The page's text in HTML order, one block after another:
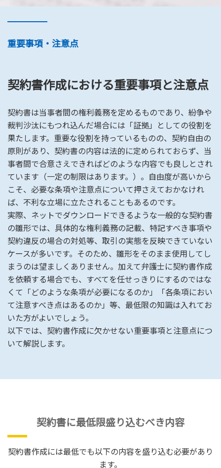
重要事項・注意点
契約書作成における重要事項と注意点
契約書は当事者間の権利義務を定めるものであり、紛争や
裁判沙汰にもつれ込んだ場合には「証拠」としての役割を
果たします。重要な役割を持っているものの、契約自由の
原則があり、契約書の内容は法的に定められておらず、当
事者間で合意さえできればどのような内容でも良しとされ
ています（一定の制限はあります。）。自由度が高いから
こそ、必要な条項や注意点について押さえておかなけれ
ば、不利な立場に立たされることもあるのです。
実際、ネットでダウンロードできるような一般的な契約書
の雛形では、具体的な権利義務の記載、特記すべき事項や
契約違反の場合の対処等、取引の実態を反映できていない
ケースが多いです。そのため、雛形をそのまま使用してし
まうのは望ましくありません。加えて弁護士に契約書作成
を依頼する場合でも、すべてを任せっきりにするのではな
くて「どのような条項が必要になるのか」「各条項におい
て注意すべき点はあるのか」等、最低限の知識は入れてお
いた方がよいでしょう。
以下では、契約書作成に欠かせない重要事項と注意点につ
いて解説します。
契約書に最低限盛り込むべき内容
契約書作成には最低でも以下の内容を盛り込む必要があり
ます。